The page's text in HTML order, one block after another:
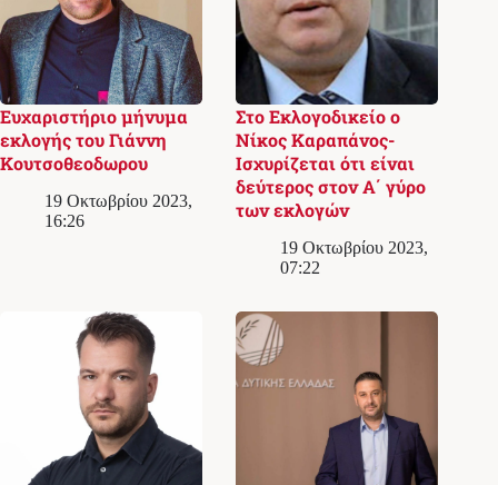
Ευχαριστήριο μήνυμα
εκλογής του Γιάννη
Κουτσοθεοδωρου
19 Οκτωβρίου 2023,
16:26
Στο Εκλογoδικείο ο
Νίκος Καραπάνος-
Ισχυρίζεται ότι είναι
δεύτερος στον Α΄ γύρο
των εκλογών
19 Οκτωβρίου 2023,
07:22